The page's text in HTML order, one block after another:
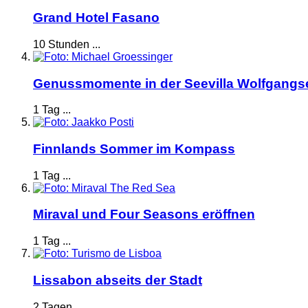
Grand Hotel Fasano
10 Stunden ...
Genussmomente in der Seevilla
1 Tag ...
Finnlands Sommer im Kompass
1 Tag ...
Miraval und Four Seasons eröffnen
1 Tag ...
Lissabon abseits der Stadt